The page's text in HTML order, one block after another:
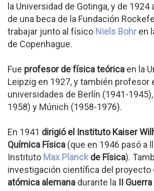
la Universidad de Gotinga, y de
de una beca de la Fundación
trabajar junto al físico Niels Bohren
de Copenhague.
Fue profesor de física teórica en la
Leipzig en 1927, y también profesor
universidades de Berlín (1941-
1958) y Múnich (1958-1976).
En 1941 dirigió el Instituto Kaiser
Química Física (que en 1946 pasó a
Instituto Max Planckde Física).
investigación científica del proyecto
atómica alemana durante la II